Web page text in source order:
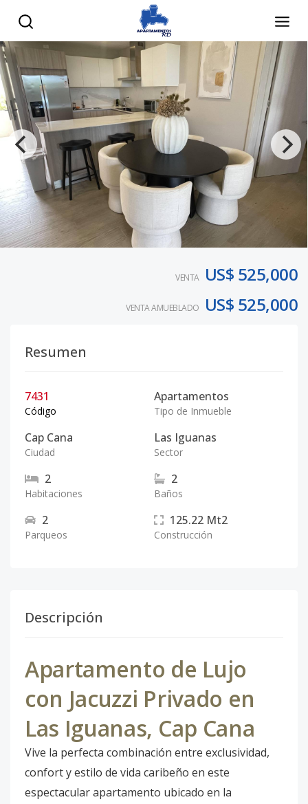
VENTA US$ 525,000
VENTA AMUEBLADO US$ 525,000
Resumen
7431
Código
Apartamentos
Tipo de Inmueble
Cap Cana
Ciudad
Las Iguanas
Sector
2
Habitaciones
2
Baños
2
Parqueos
125.22 Mt2
Construcción
Descripción
Apartamento de Lujo
con Jacuzzi Privado en
Las Iguanas, Cap Cana
Vive la perfecta combinación entre exclusividad,
confort y estilo de vida caribeño en este
espectacular apartamento ubicado en la